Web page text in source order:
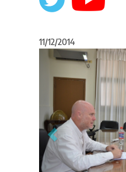
11/12/2014
Anterior